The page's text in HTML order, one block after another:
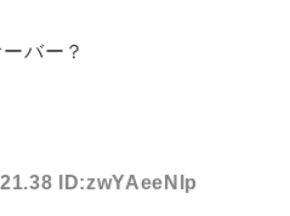
バー？
ID:zwYAeeNlp